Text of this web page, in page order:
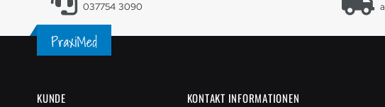
037754 3090
KUNDE KONTAKT INFORMATIONEN